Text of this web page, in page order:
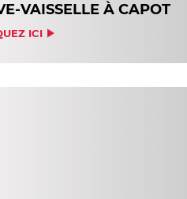
VAISSELLE À CAPOT
ICI